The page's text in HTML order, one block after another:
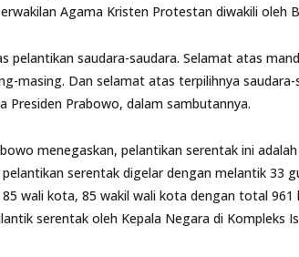
Agama Kristen Protestan diwakili oleh
pelantikan saudara-saudara. Selamat atas
masing. Dan selamat atas terpilihnya
Presiden Prabowo, dalam sambutannya.
menegaskan, pelantikan serentak ini
serentak digelar dengan melantik 33
wali kota, 85 wakil wali kota dengan total 961
serentak oleh Kepala Negara di Kompleks